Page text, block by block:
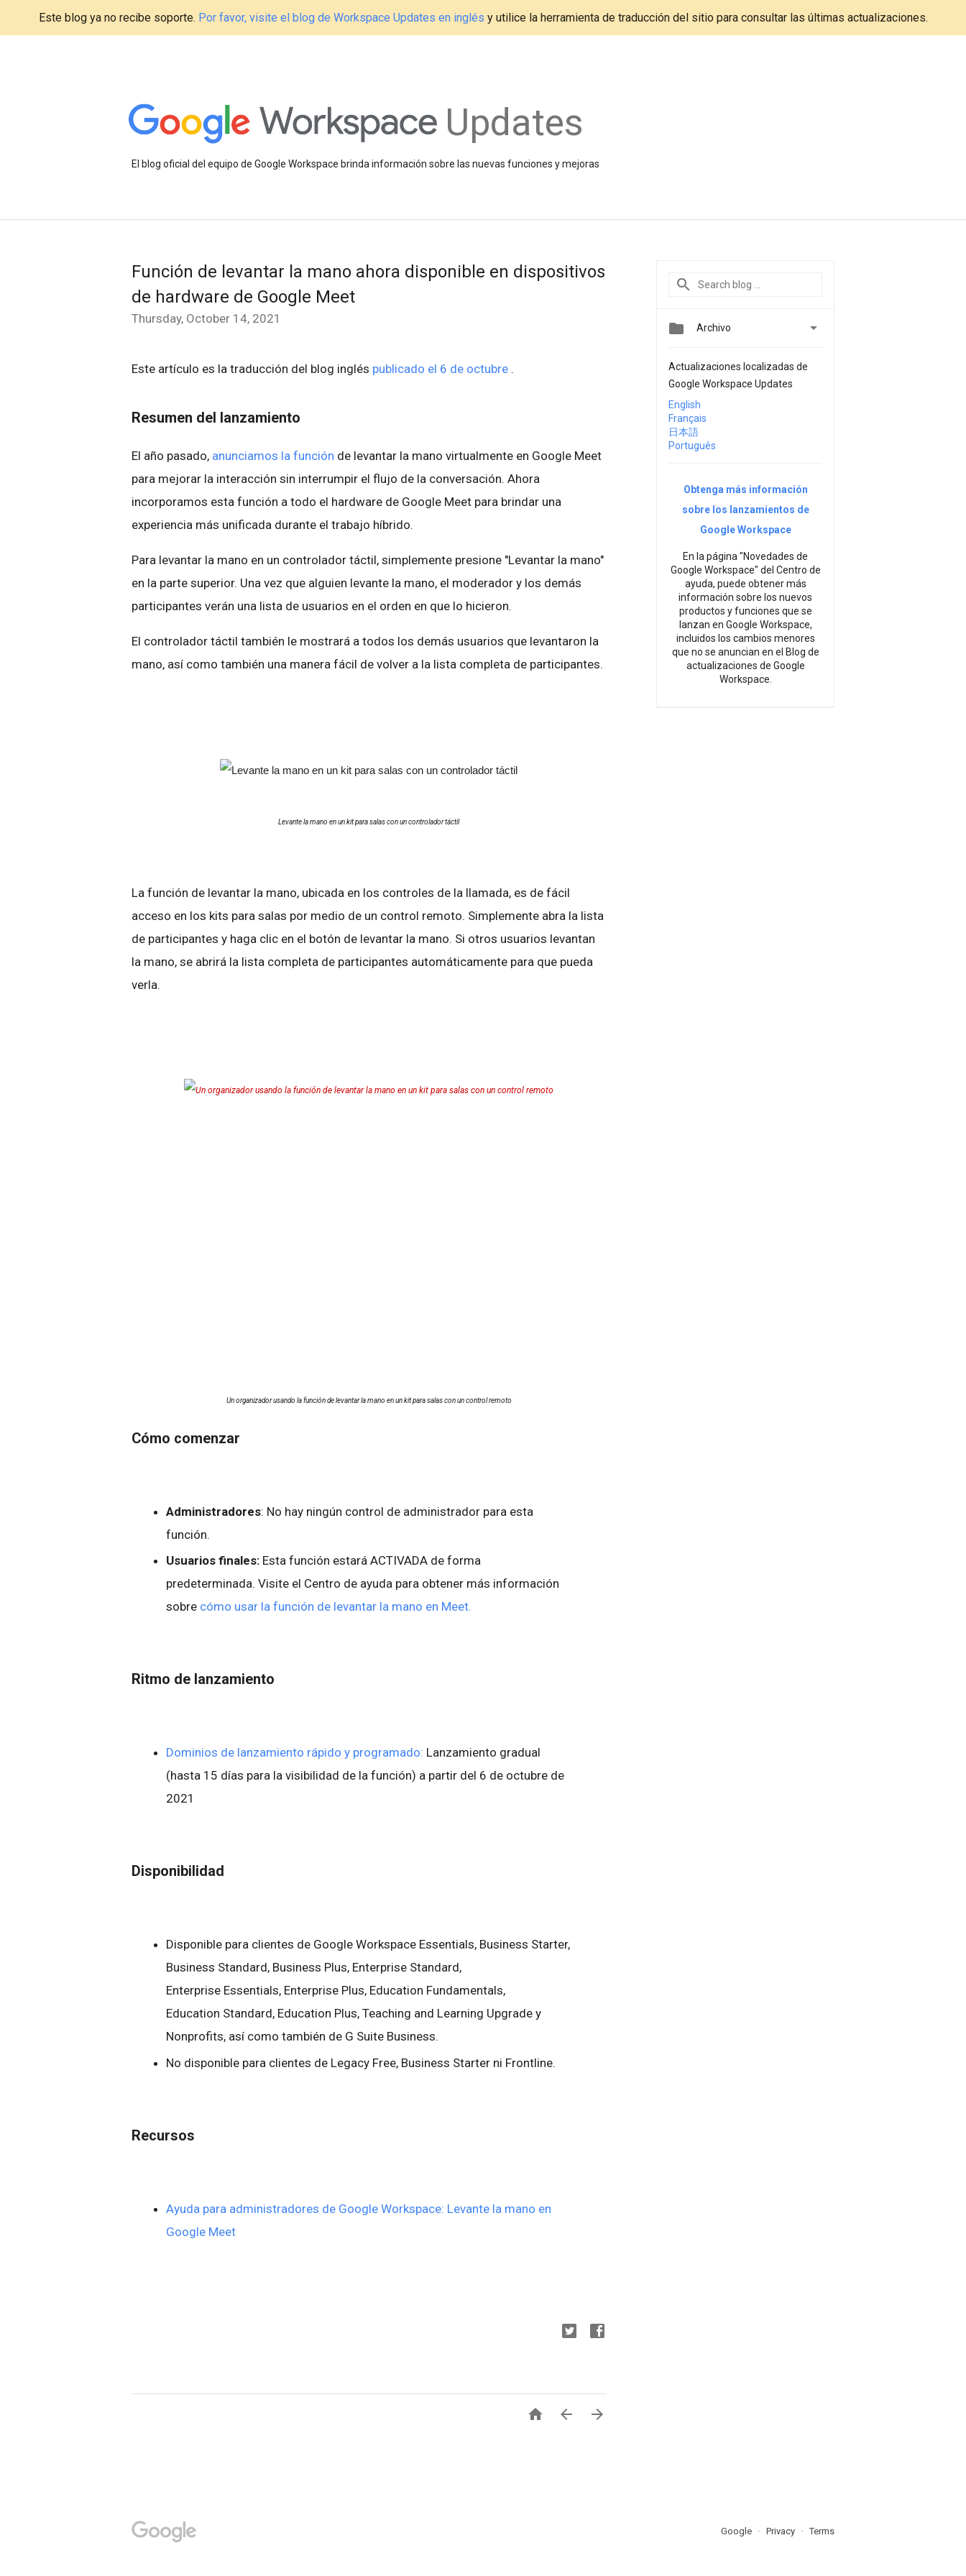
Este blog ya no recibe soporte. Por favor, visite el blog de Workspace Updates en inglés y utilice la herramienta de traducción del sitio para consultar las últimas actualizaciones.
Updates
El blog oficial del equipo de Google Workspace brinda información sobre las nuevas funciones y mejoras
Función de levantar la mano ahora disponible en dispositivos
de hardware de Google Meet
Thursday, October 14, 2021
Este artículo es la traducción del blog inglés publicado el 6 de octubre .
Resumen del lanzamiento
El año pasado, anunciamos la función de levantar la mano virtualmente en Google Meet
para mejorar la interacción sin interrumpir el flujo de la conversación. Ahora
incorporamos esta función a todo el hardware de Google Meet para brindar una
experiencia más unificada durante el trabajo híbrido.
Para levantar la mano en un controlador táctil, simplemente presione "Levantar la mano"
en la parte superior. Una vez que alguien levante la mano, el moderador y los demás
participantes verán una lista de usuarios en el orden en que lo hicieron.
El controlador táctil también le mostrará a todos los demás usuarios que levantaron la
mano, así como también una manera fácil de volver a la lista completa de participantes.
Levante la mano en un kit para salas con un controlador táctil
La función de levantar la mano, ubicada en los controles de la llamada, es de fácil
acceso en los kits para salas por medio de un control remoto. Simplemente abra la lista
de participantes y haga clic en el botón de levantar la mano. Si otros usuarios levantan
la mano, se abrirá la lista completa de participantes automáticamente para que pueda
verla.
Un organizador usando la función de levantar la mano en un kit para salas con un control remoto
Cómo comenzar
Administradores: No hay ningún control de administrador para esta
función.
Usuarios finales: Esta función estará ACTIVADA de forma
predeterminada. Visite el Centro de ayuda para obtener más información
sobre cómo usar la función de levantar la mano en Meet.
Ritmo de lanzamiento
Dominios de lanzamiento rápido y programado: Lanzamiento gradual
(hasta 15 días para la visibilidad de la función) a partir del 6 de octubre de
2021
Disponibilidad
Disponible para clientes de Google Workspace Essentials, Business Starter,
Business Standard, Business Plus, Enterprise Standard,
Enterprise Essentials, Enterprise Plus, Education Fundamentals,
Education Standard, Education Plus, Teaching and Learning Upgrade y
Nonprofits, así como también de G Suite Business.
No disponible para clientes de Legacy Free, Business Starter ni Frontline.
Recursos
Ayuda para administradores de Google Workspace: Levante la mano en
Google Meet
  
 Archivo 
Actualizaciones localizadas de
Google Workspace Updates
English
Français
日本語
Português
Obtenga más información
sobre los lanzamientos de
Google Workspace
En la página "Novedades de
Google Workspace" del Centro de
ayuda, puede obtener más
información sobre los nuevos
productos y funciones que se
lanzan en Google Workspace,
incluidos los cambios menores
que no se anuncian en el Blog de
actualizaciones de Google
Workspace.
Google Privacy Terms